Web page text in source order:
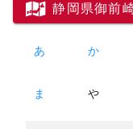
静岡県御前
あ か
ま や